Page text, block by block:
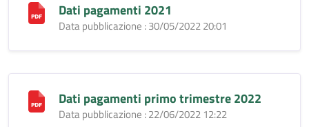
Dati pagamenti 2021
Data pubblicazione : 30/05/2022 20:01
Dati pagamenti primo trimestre 2022
Data pubblicazione : 22/06/2022 12:22